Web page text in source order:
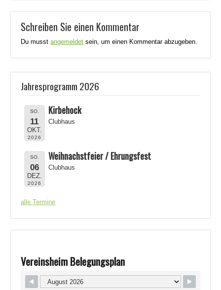
Schreiben Sie einen Kommentar
Du musstangemeldet sein, um einen Kommentar abzugeben.
Jahresprogramm 2026
SO.
11
OKT.
2026
Kirbehock
Clubhaus
SO.
06
DEZ.
2026
Weihnachstfeier / Ehrungsfest
Clubhaus
alle Termine
Vereinsheim Belegungsplan